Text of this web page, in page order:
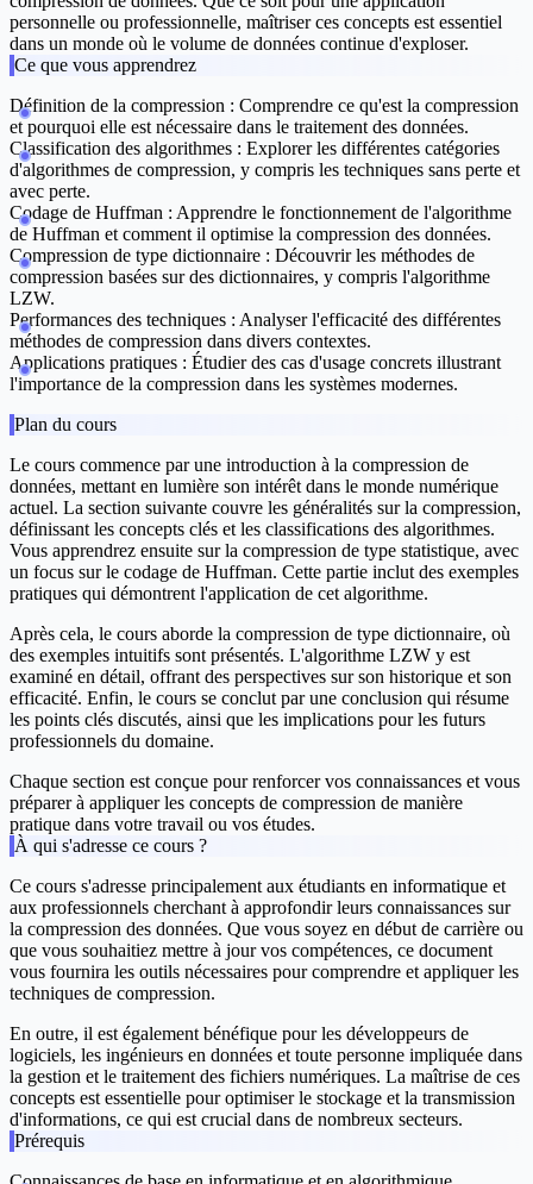
personnelle ou professionnelle, maîtriser ces concepts est essentiel
dans un monde où le volume de données continue d'exploser.
Ce que vous apprendrez
Définition de la compression : Comprendre ce qu'est la compression
et pourquoi elle est nécessaire dans le traitement des données.
Classification des algorithmes : Explorer les différentes catégories
d'algorithmes de compression, y compris les techniques sans perte et
avec perte.
Codage de Huffman : Apprendre le fonctionnement de l'algorithme
de Huffman et comment il optimise la compression des données.
Compression de type dictionnaire : Découvrir les méthodes de
compression basées sur des dictionnaires, y compris l'algorithme
LZW.
Performances des techniques : Analyser l'efficacité des différentes
méthodes de compression dans divers contextes.
Applications pratiques : Étudier des cas d'usage concrets illustrant
l'importance de la compression dans les systèmes modernes.
Plan du cours
Le cours commence par une introduction à la compression de
données, mettant en lumière son intérêt dans le monde numérique
actuel. La section suivante couvre les généralités sur la compression,
définissant les concepts clés et les classifications des algorithmes.
Vous apprendrez ensuite sur la compression de type statistique, avec
un focus sur le codage de Huffman. Cette partie inclut des exemples
pratiques qui démontrent l'application de cet algorithme.
Après cela, le cours aborde la compression de type dictionnaire, où
des exemples intuitifs sont présentés. L'algorithme LZW y est
examiné en détail, offrant des perspectives sur son historique et son
efficacité. Enfin, le cours se conclut par une conclusion qui résume
les points clés discutés, ainsi que les implications pour les futurs
professionnels du domaine.
Chaque section est conçue pour renforcer vos connaissances et vous
préparer à appliquer les concepts de compression de manière
pratique dans votre travail ou vos études.
À qui s'adresse ce cours ?
Ce cours s'adresse principalement aux étudiants en informatique et
aux professionnels cherchant à approfondir leurs connaissances sur
la compression des données. Que vous soyez en début de carrière ou
que vous souhaitiez mettre à jour vos compétences, ce document
vous fournira les outils nécessaires pour comprendre et appliquer les
techniques de compression.
En outre, il est également bénéfique pour les développeurs de
logiciels, les ingénieurs en données et toute personne impliquée dans
la gestion et le traitement des fichiers numériques. La maîtrise de ces
concepts est essentielle pour optimiser le stockage et la transmission
d'informations, ce qui est crucial dans de nombreux secteurs.
Prérequis